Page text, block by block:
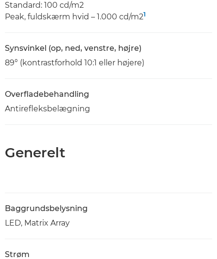
Standard: 100 cd/m2
Peak, fuldskærm hvid – 1.000 cd/m21
Synsvinkel (op, ned, venstre, højre)
89° (kontrastforhold 10:1 eller højere)
Overfladebehandling
Antirefleksbelægning
Generelt
Baggrundsbelysning
LED, Matrix Array
Strøm